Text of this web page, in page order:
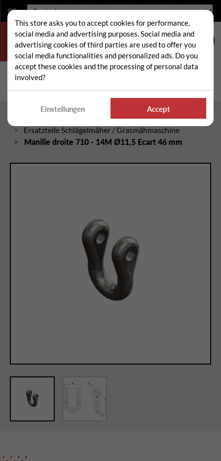
Sprache:
Suche
Ersatzteile Schlägelmäher / Grasmähmaschine
Manille droite 710 - 14M Ø11,5 Ecart 46 mm
This store asks you to accept cookies for performance,
social media and advertising purposes. Social media and
advertising cookies of third parties are used to offer you
social media functionalities and personalized ads. Do you
accept these cookies and the processing of personal data
involved?
Einstellungen Accept